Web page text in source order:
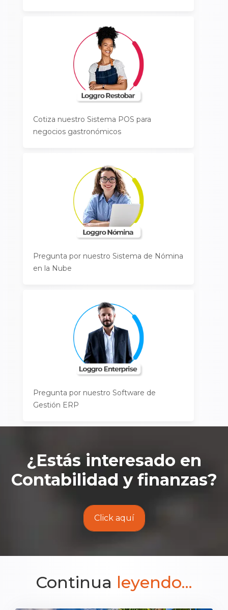
Cotiza nuestro Sistema POS para
negocios gastronómicos
Pregunta por nuestro Sistema de Nómina
en la Nube
Pregunta por nuestro Software de
Gestión ERP
¿Estás interesado en
Contabilidad y finanzas?
Click aquí
Continua leyendo...